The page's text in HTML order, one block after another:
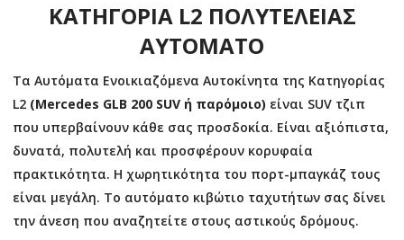
ΚΑΤΗΓΟΡΙΑ L2 ΠΟΛΥΤΕΛΕΙΑΣ
ΑΥΤΟΜΑΤΟ
Τα Αυτόματα Ενοικιαζόμενα Αυτοκίνητα της Κατηγορίας
L2 (Mercedes GLB 200 SUV ή παρόμοιο) είναι SUV τζιπ
που υπερβαίνουν κάθε σας προσδοκία. Είναι αξιόπιστα,
δυνατά, πολυτελή και προσφέρουν κορυφαία
πρακτικότητα. Η χωρητικότητα του πορτ-μπαγκάζ τους
είναι μεγάλη. Το αυτόματο κιβώτιο ταχυτήτων σας δίνει
την άνεση που αναζητείτε στους αστικούς δρόμους.